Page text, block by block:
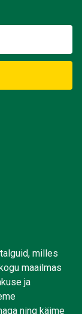
milles
maailmas
ja
ning käime